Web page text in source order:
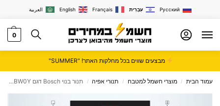
العربية English Français עִבְרִית Русский
0
מבצעים שווים בכל מחלקות האתר! "SUMMER"
עמוד הבית / מוצרי חשמל למטבח / תנורי אפיה / תנור בנוי Bosch דגם HBG533BW0Y